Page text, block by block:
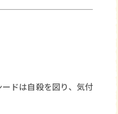
ドは自殺を図り、気付